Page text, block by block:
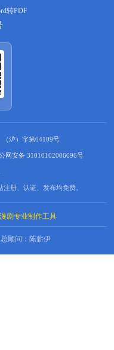
转PDF
（沪）字第04109号
网安备 31010102006696号
册、认证、发布均免费。
剧专业制作工具
顾问：陈薪伊